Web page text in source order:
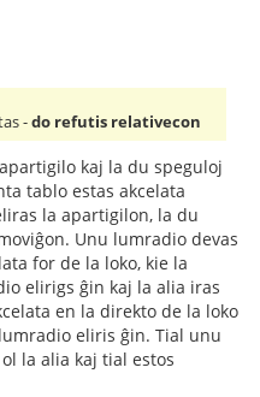
-do refutis relativecon
kaj la du speguloj
tablo estas akcelata
la apartigilon, la du
Unu lumradio devas
for de la loko, kie la
elirigs ĝin kaj la alia iras
en la direkto de la loko
eliris ĝin. Tial unu
la alia kaj tial estos